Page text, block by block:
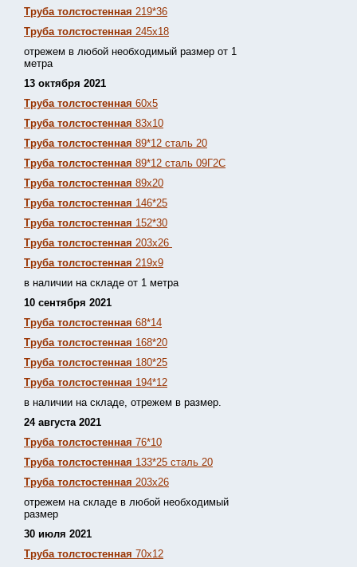
Труба толстостенная 219*36
Труба толстостенная 245х18
отрежем в любой необходимый размер от 1
метра
13 октября 2021
Труба толстостенная 60х5
Труба толстостенная 83х10
Труба толстостенная 89*12 сталь 20
Труба толстостенная 89*12 сталь 09Г2С
Труба толстостенная 89х20
Труба толстостенная 146*25
Труба толстостенная 152*30
Труба толстостенная 203х26
Труба толстостенная 219х9
в наличии на складе от 1 метра
10 сентября 2021
Труба толстостенная 68*14
Труба толстостенная 168*20
Труба толстостенная 180*25
Труба толстостенная 194*12
в наличии на складе, отрежем в размер.
24 августа 2021
Труба толстостенная 76*10
Труба толстостенная 133*25 сталь 20
Труба толстостенная 203х26
отрежем на складе в любой необходимый
размер
30 июля 2021
Труба толстостенная 70х12